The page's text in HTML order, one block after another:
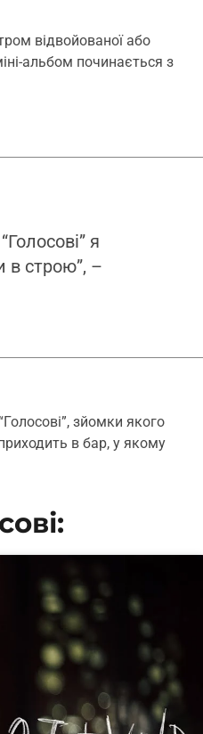
відвойованої або
альбом починається з
я
в строю”, –
зйомки якого
в бар, у якому